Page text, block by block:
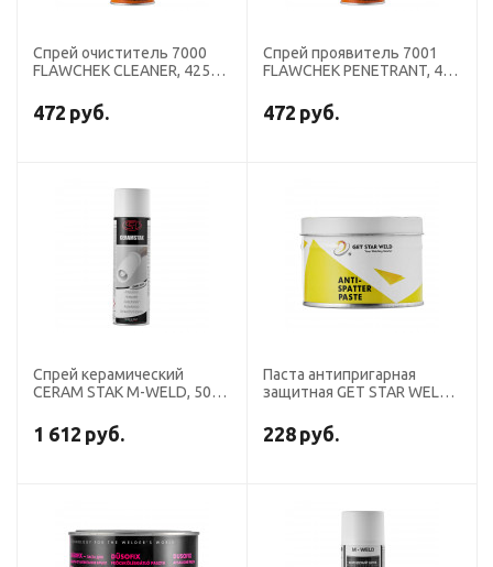
Спрей очиститель 7000
FLAWCHEK CLEANER, 425
472 руб.
Спрей проявитель 7001
FLAWCHEK PENETRANT, 425
472 руб.
Спрей керамический
CERAM STAK M-WELD, 500
1 612 руб.
Паста антипригарная
защитная GET STAR WELD,
228 руб.